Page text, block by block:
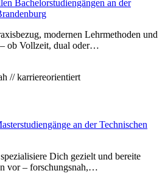
modernen Lehrmethoden und
ob Vollzeit, dual oder…
// karriereorientiert
Dich gezielt und bereite
vor – forschungsnah,…